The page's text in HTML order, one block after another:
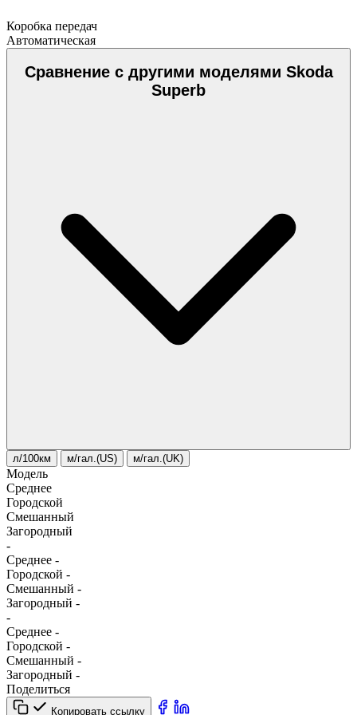
Коробка передач
Автоматическая
Сравнение с другими моделями Skoda
Superb
л/100км м/гал.(US) м/гал.(UK)
Модель
Среднее
Городской
Смешанный
Загородный
-
Среднее -
Городской -
Смешанный -
Загородный -
-
Среднее -
Городской -
Смешанный -
Загородный -
Поделиться
Копировать ссылку